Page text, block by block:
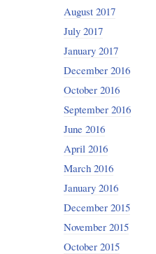
August 2017
July 2017
January 2017
December 2016
October 2016
September 2016
June 2016
April 2016
March 2016
January 2016
December 2015
November 2015
October 2015